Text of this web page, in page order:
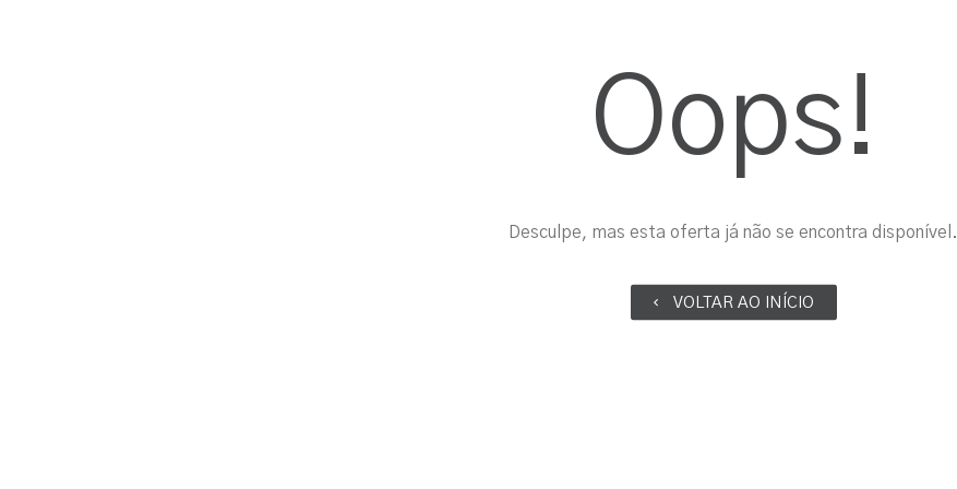
Oops!
Desculpe, mas esta oferta já não se encontra disponível.
VOLTAR AO INÍCIO